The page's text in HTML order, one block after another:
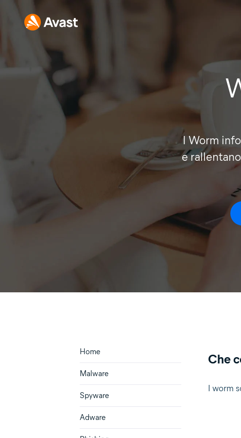
I Worm
e
Home
Malware
Spyware
Adware
Che
I worm